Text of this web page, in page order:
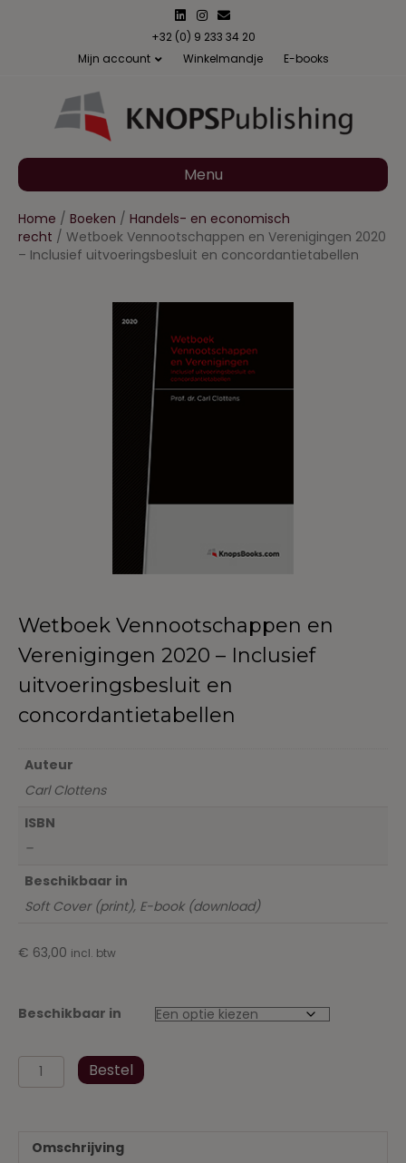
n
n
s
a
m
m
a
l
+32 (0) 9 233 34 20
Mijn account
Winkelmandje E-books
Menu
Home / Boeken / Handels- en economisch
recht / Wetboek Vennootschappen en Verenigingen 2020
– Inclusief uitvoeringsbesluit en concordantietabellen
Wetboek Vennootschappen en
Verenigingen 2020 – Inclusief
uitvoeringsbesluit en
concordantietabellen
Auteur
Carl Clottens
ISBN
–
Beschikbaar in
Soft Cover (print), E-book (download)
€ 63,00 incl. btw
Beschikbaar in
Wetboek
Vennootschappen
Bestel
Omschrijving